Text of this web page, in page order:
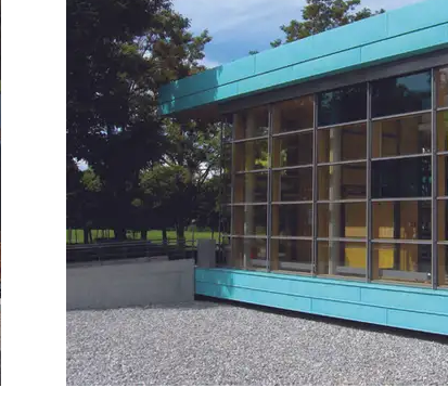
sich auf ca. 2,8 Mio €.